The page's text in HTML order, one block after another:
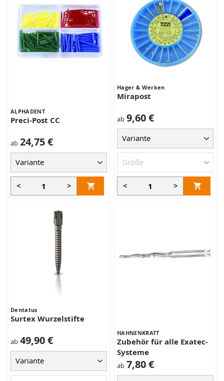
ALPHADENT
Preci-Post CC
ab 24,75 €
< >
Hager & Werken
Mirapost
ab 9,60 €
< >
Dentatus
Surtex Wurzelstifte
ab 49,90 €
HAHNENKRATT
Zubehör für alle Exatec-
Systeme
ab 7,80 €